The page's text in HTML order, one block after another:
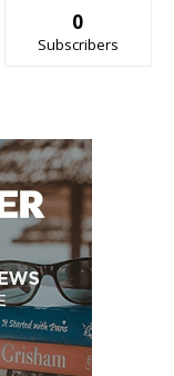
0
Subscribers